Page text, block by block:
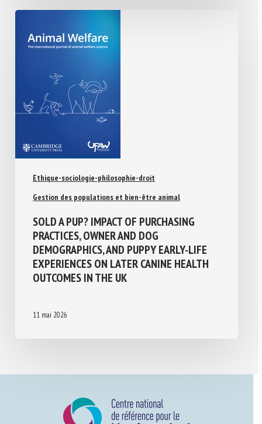
Ethique-sociologie-philosophie-droit
Gestion des populations et bien-être animal
SOLD A PUP? IMPACT OF PURCHASING
PRACTICES, OWNER AND DOG
DEMOGRAPHICS, AND PUPPY EARLY-LIFE
EXPERIENCES ON LATER CANINE HEALTH
OUTCOMES IN THE UK
11 mai 2026